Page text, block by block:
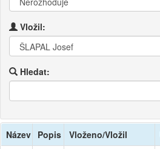
Vložil:
Hledat:
Název Popis Vloženo/Vložil